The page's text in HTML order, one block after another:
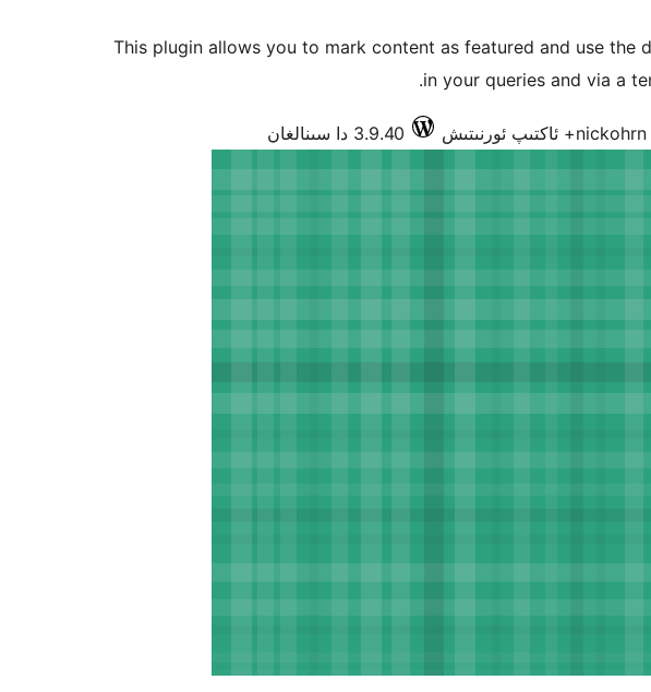
This plugin allows you to mark content as featured and use the
in your queries and via a
nickohrn 3.9.40 دا سىنالغان